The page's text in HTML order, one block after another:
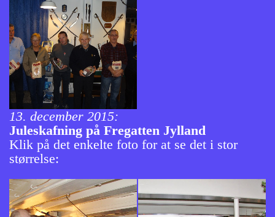
13. december 2015:
Juleskafning på Fregatten Jylland
Klik på det enkelte foto for at se det i stor
størrelse: